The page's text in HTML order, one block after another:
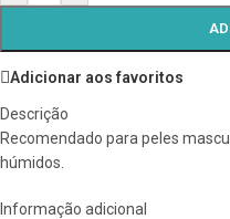
Adicionar aos favoritos
Descrição
Recomendado para peles
húmidos.
Informação adicional